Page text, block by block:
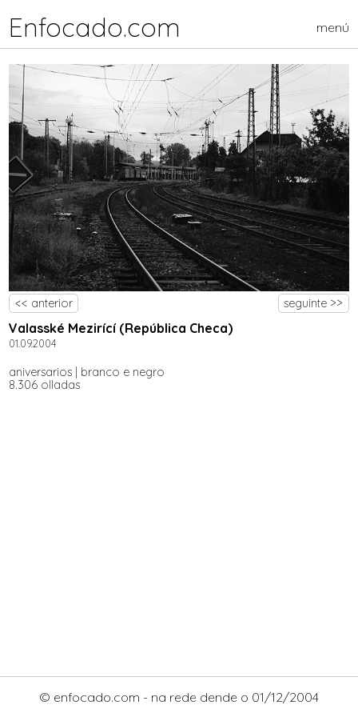
Enfocado.com menú
<< anterior seguinte >>
Valasské Mezirící (República Checa)
01.09.2004
aniversarios
branco e negro
8.306 olladas
© enfocado.com - na rede dende o 01/12/2004